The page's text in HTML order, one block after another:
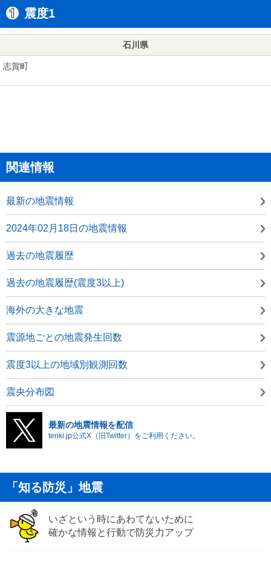
震度1
石川県
志賀町
関連情報
最新の地震情報
2024年02月18日の地震情報
過去の地震履歴
過去の地震履歴(震度3以上)
海外の大きな地震
震源地ごとの地震発生回数
震度3以上の地域別観測回数
震央分布図
最新の地震情報を配信
tenki.jp公式X（旧Twitter）をご利用ください。
「知る防災」地震
いざという時にあわてないために
確かな情報と行動で防災力アップ